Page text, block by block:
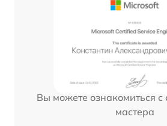
Вы можете ознакомиться с
мастера